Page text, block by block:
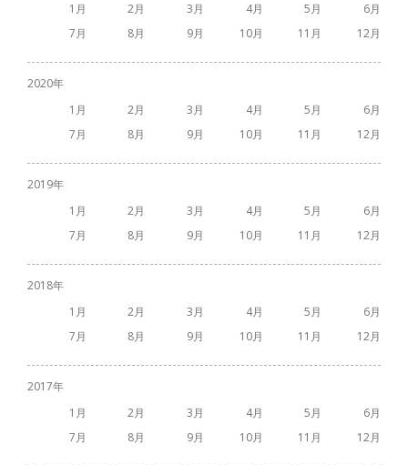
1
2 3 4 5
6
7
8 9 10 11 12
2020
1
2 3 4 5
6
7
8 9 10 11 12
2019
1
2 3 4 5
6
7
8 9 10 11 12
2018
1
2 3 4 5
6
7
8 9 10 11 12
2017
1
2 3 4 5
6
7
8 9 10 11 12